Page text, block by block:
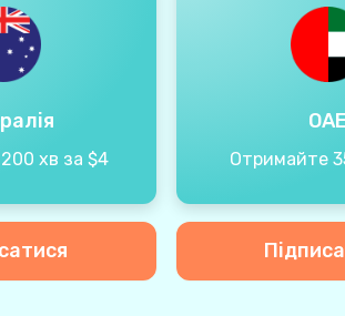
хв за $4
ОАЕ
Отримайте